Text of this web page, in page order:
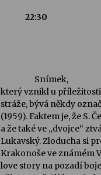
22:30
Snímek,
který vznikl u
stráže, bývá někdy
(1959). Faktem je, že S.
a že také ve „dvojce“
Lukavský. Zloducha si
Krakonoše ve známém
love story na pozadí